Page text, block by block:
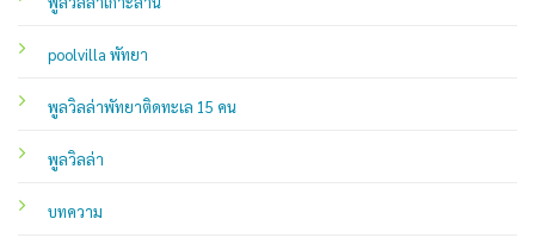
poolvilla พัทยา
พูลวิลล่าพัทยาติดทะเล 15 คน
พูลวิลล่า
บทความ